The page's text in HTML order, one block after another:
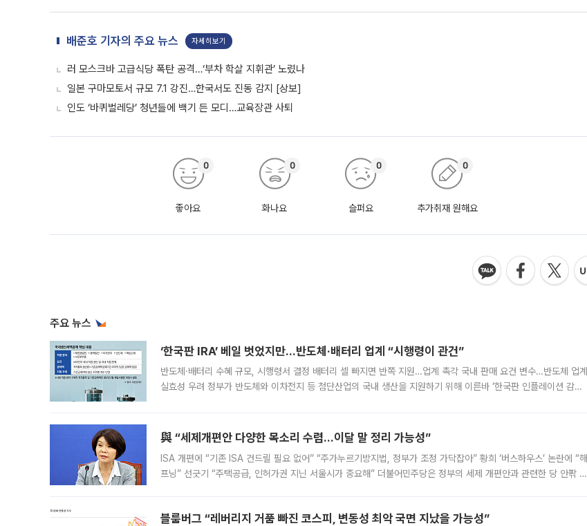
배준호 기자의 주요 뉴스 자세히보기
러 모스크바 고급식당 폭탄 공격…‘부차 학살 지휘관’ 노렸나
일본 구마모토서 규모 7.1 강진…한국서도 진동 감지 [상보]
인도 ‘바퀴벌레당’ 청년들에 백기 든 모디…교육장관 사퇴
좋아요
0
화나요
0
슬퍼요
0
추가취재 원해요
0
주요 뉴스
‘한국판 IRA’ 베일 벗었지만…반도체·배터리 업계 “시행령이 관건”
반도체·배터리 수혜 규모, 시행령서 결정 배터리 셀 빠지면 반쪽 지원…업계 촉각 국내 판매 요건 변수…반도체 업계
실효성 우려 정부가 반도체와 이차전지 등 첨단산업의 국내 생산을 지원하기 위해 이른바 ‘한국판 인플레이션 감축
與 “세제개편안 다양한 목소리 수렴…이달 말 정리 가능성”
ISA 개편에 “기존 ISA 건드릴 필요 없어” “주가누르기방지법, 정부가 조정 가닥잡아” 황희 ‘버스하우스’ 논란에 “해
프닝” 선긋기 “주택공급, 인허가권 지닌 서울시가 중요해” 더불어민주당은 정부의 세제 개편안과 관련한 당 안팎 의
블룸버그 “레버리지 거품 빠진 코스피, 변동성 최악 국면 지났을 가능성”